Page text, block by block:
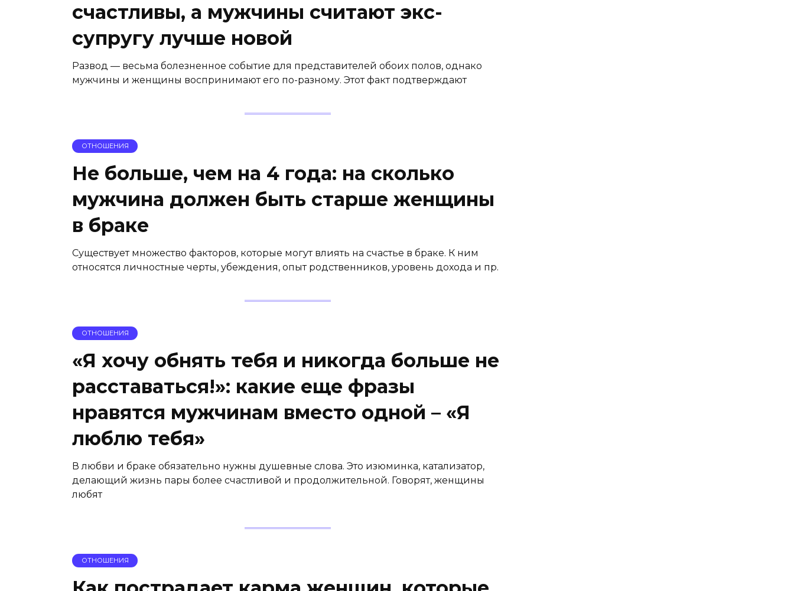
счастливы, а мужчины считают экс-
супругу лучше новой
Развод — весьма болезненное событие для представителей обоих полов, однако
мужчины и женщины воспринимают его по-разному. Этот факт подтверждают
ОТНОШЕНИЯ
Не больше, чем на 4 года: на сколько
мужчина должен быть старше женщины
в браке
Существует множество факторов, которые могут влиять на счастье в браке. К ним
относятся личностные черты, убеждения, опыт родственников, уровень дохода и пр.
ОТНОШЕНИЯ
«Я хочу обнять тебя и никогда больше не
расставаться!»: какие еще фразы
нравятся мужчинам вместо одной – «Я
люблю тебя»
В любви и браке обязательно нужны душевные слова. Это изюминка, катализатор,
делающий жизнь пары более счастливой и продолжительной. Говорят, женщины
любят
ОТНОШЕНИЯ